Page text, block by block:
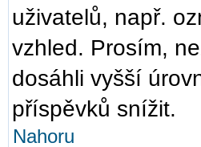
uživatelů, např.
vzhled. Prosím,
dosáhli vyšší
příspěvků snížit.
Nahoru